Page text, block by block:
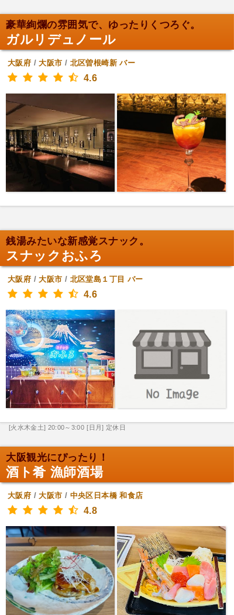
豪華絢爛の雰囲気で、ゆったりくつろぐ。
ガルリデュノール
大阪府 /大阪市 / 北区曽根崎新 バー
4.6
銭湯みたいな新感覚スナック。
スナックおふろ
大阪府 /大阪市 / 北区堂島１丁目 バー
4.6
[火水木金土] 20:00～3:00 [日月] 定休日
大阪観光にぴったり！
酒ト肴 漁師酒場
大阪府 /大阪市 / 中央区日本橋 和食店
4.8